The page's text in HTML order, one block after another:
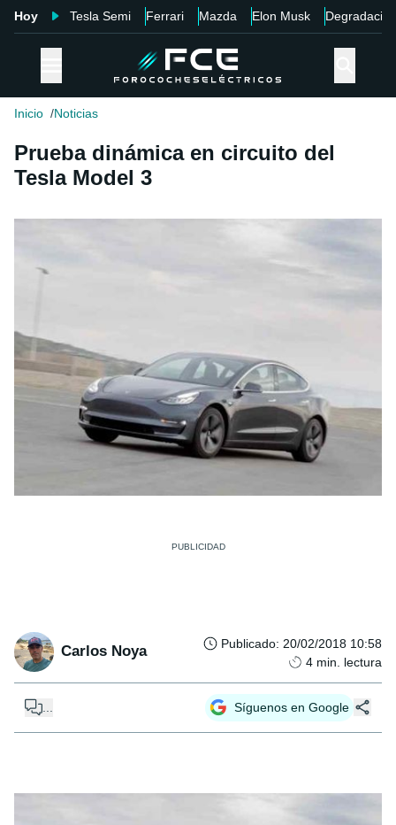
Hoy Tesla Semi Ferrari Mazda Elon Musk Degradación
Inicio Noticias
Prueba dinámica en circuito del
Tesla Model 3
Carlos Noya Publicado: 20/02/2018 10:58
4 min. lectura
Síguenos en Google